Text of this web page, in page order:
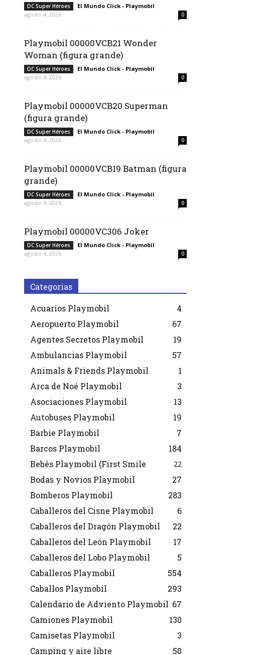
DC Super Héroes El Mundo Click - Playmobil -
agosto 4, 2026
0
Playmobil 00000VCB21 Wonder
Woman (figura grande)
DC Super Héroes El Mundo Click - Playmobil -
agosto 4, 2026
0
Playmobil 00000VCB20 Superman
(figura grande)
DC Super Héroes El Mundo Click - Playmobil -
agosto 4, 2026
0
Playmobil 00000VCB19 Batman (figura
grande)
DC Super Héroes El Mundo Click - Playmobil -
agosto 4, 2026
0
Playmobil 00000VC306 Joker
DC Super Héroes El Mundo Click - Playmobil -
agosto 4, 2026
0
Categorias
Acuarios Playmobil
4
Aeropuerto Playmobil
67
Agentes Secretos Playmobil
19
Ambulancias Playmobil
57
Animals & Friends Playmobil
1
Arca de Noé Playmobil
3
Asociaciones Playmobil
13
Autobuses Playmobil
19
Barbie Playmobil
7
Barcos Playmobil
184
Bebés Playmobil (First Smile
22
Bodas y Novios Playmobil
27
Bomberos Playmobil
283
Caballeros del Cisne Playmobil
6
Caballeros del Dragón Playmobil
22
Caballeros del León Playmobil
17
Caballeros del Lobo Playmobil
5
Caballeros Playmobil
554
Caballos Playmobil
293
Calendario de Adviento Playmobil 67
Camiones Playmobil
130
Camisetas Playmobil
3
Camping y aire libre
50